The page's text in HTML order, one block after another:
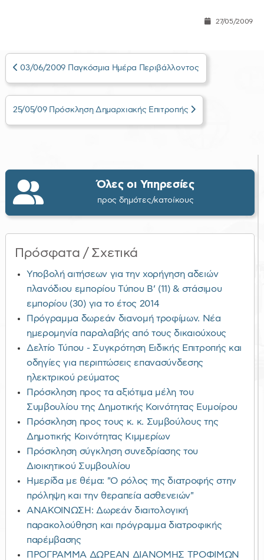
27/05/2009
03/06/2009 Παγκόσμια Ημέρα Περιβάλλοντος
25/05/09 Πρόσκληση Δημαρχιακής Επιτροπής
Όλες οι Υπηρεσίες
προς δημότες/κατοίκους
Πρόσφατα / Σχετικά
Υποβολή αιτήσεων για την χορήγηση αδειών
πλανόδιου εμπορίου Τύπου Β’ (11) & στάσιμου
εμπορίου (30) για το έτος 2014
Πρόγραμμα δωρεάν διανομή τροφίμων. Νέα
ημερομηνία παραλαβής από τους δικαιούχους
Δελτίο Τύπου - Συγκρότηση Ειδικής Επιτροπής και
οδηγίες για περιπτώσεις επανασύνδεσης
ηλεκτρικού ρεύματος
Πρόσκληση προς τα αξιότιμα μέλη του
Συμβουλίου της Δημοτικής Κοινότητας Ευμοίρου
Πρόσκληση προς τους κ. κ. Συμβούλους της
Δημοτικής Κοινότητας Κιμμερίων
Πρόσκληση σύγκληση συνεδρίασης του
Διοικητικού Συμβουλίου
Ημερίδα με θέμα: "Ο ρόλος της διατροφής στην
πρόληψη και την θεραπεία ασθενειών"
ΑΝΑΚΟΙΝΩΣΗ: Δωρεάν διαιτολογική
παρακολούθηση και πρόγραμμα διατροφικής
παρέμβασης
ΠΡΟΓΡΑΜΜΑ ΔΩΡΕΑΝ ΔΙΑΝΟΜΗΣ ΤΡΟΦΙΜΩΝ